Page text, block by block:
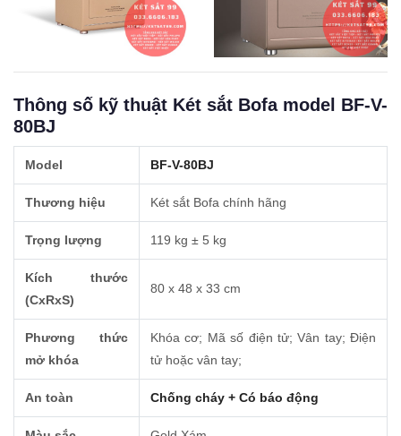
Thông số kỹ thuật Két sắt Bofa model BF-V-
80BJ
Model BF-V-80BJ
Thương hiệu Két sắt Bofa chính hãng
Trọng lượng 119 kg ± 5 kg
Kích thước
(CxRxS)
80 x 48 x 33 cm
Phương thức
mở khóa
Khóa cơ; Mã số điện tử; Vân tay; Điện
tử hoặc vân tay;
An toàn Chống cháy + Có báo động